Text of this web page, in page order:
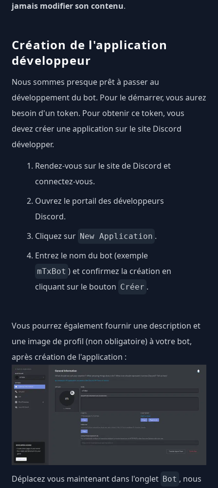
jamais modifier son contenu.
Création de l'application
développeur
Nous sommes presque prêt à passer au
développement du bot. Pour le démarrer, vous aurez
besoin d'un token. Pour obtenir ce token, vous
devez créer une application sur le site Discord
développer.
Rendez-vous sur le site de Discord et
connectez-vous.
Ouvrez le portail des développeurs
Discord.
Cliquez sur New Application .
Entrez le nom du bot (exemple
mTxBot ) et confirmez la création en
cliquant sur le bouton Créer .
Vous pourrez également fournir une description et
une image de profil (non obligatoire) à votre bot,
après création de l'application :
Déplacez vous maintenant dans l'onglet Bot , nous